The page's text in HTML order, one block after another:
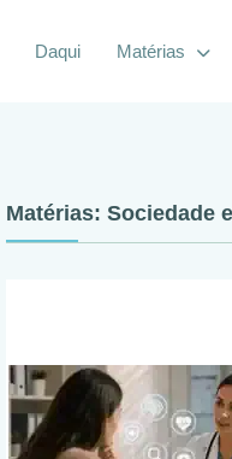
Daqui Matérias
Matérias: Sociedade